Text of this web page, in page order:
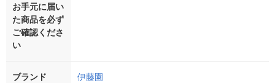
お手元に届い
た商品を必ず
ご確認くださ
い
ブランド 伊藤園